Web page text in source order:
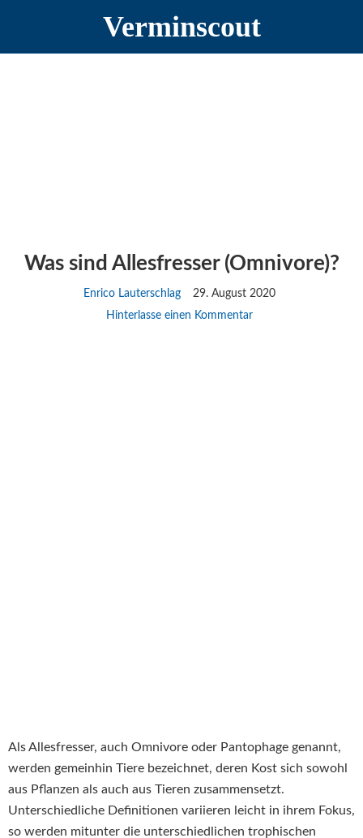
springen
springen
springen
Verminscout
Was sind Allesfresser (Omnivore)?
Enrico Lauterschlag
29. August 2020
Hinterlasse einen Kommentar
Als Allesfresser, auch Omnivore oder Pantophage genannt,
werden gemeinhin Tiere bezeichnet, deren Kost sich sowohl
aus Pflanzen als auch aus Tieren zusammensetzt.
Unterschiedliche Definitionen variieren leicht in ihrem Fokus,
so werden mitunter die unterschiedlichen trophischen